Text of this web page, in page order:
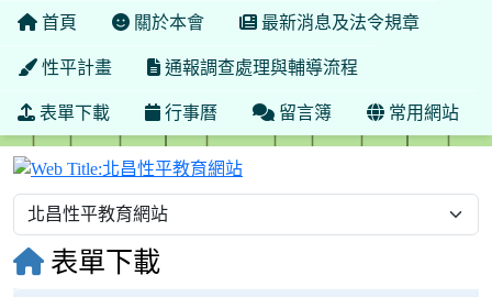
首頁 關於本會 最新消息及法令規章
性平計畫 通報調查處理與輔導流程
表單下載 行事曆 留言簿 常用網站
北昌性平教育網站
表單下載